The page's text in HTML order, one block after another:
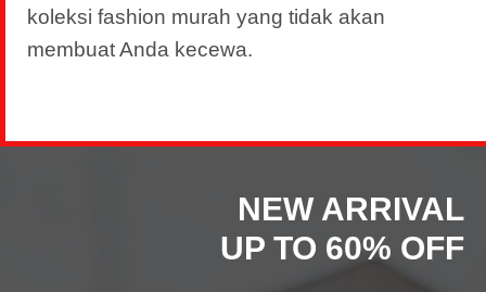
koleksi fashion murah yang tidak akan
membuat Anda kecewa.
NEW ARRIVAL
UP TO 60% OFF